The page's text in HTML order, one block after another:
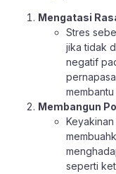
Mengatasi
Stres
jika tidak
negatif
Membangun
seperti